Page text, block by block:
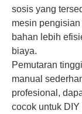
sosis yang
mesin
bahan lebih
biaya.
Pemutaran
manual
profesional,
cocok untuk